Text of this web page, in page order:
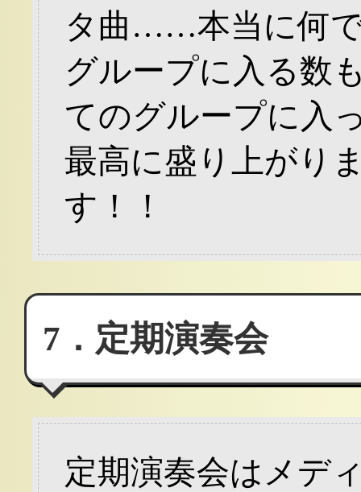
タ曲……本当に何
グループに入る数
てのグループに
最高に盛り上がり
す！！
7．定期演奏会
定期演奏会はメデ